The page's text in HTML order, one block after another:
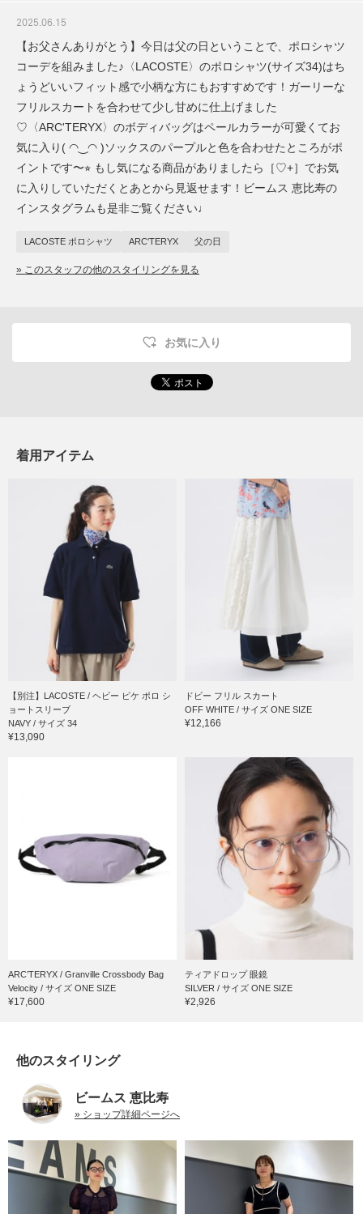
2025.06.15
【お父さんありがとう】今日は父の日ということで、ポロシャツ
コーデを組みました♪〈LACOSTE〉のポロシャツ(サイズ34)はち
ょうどいいフィット感で小柄な方にもおすすめです！ガーリーな
フリルスカートを合わせて少し甘めに仕上げました
♡〈ARC'TERYX〉のボディバッグはペールカラーが可愛くてお
気に入り( ◠‿◠ )ソックスのパープルと色を合わせたところがポ
イントです〜⭐︎ もし気になる商品がありましたら［♡+］でお気
に入りしていただくとあとから見返せます！ビームス 恵比寿の
インスタグラムも是非ご覧ください♩
LACOSTE ポロシャツ ARC'TERYX 父の日
» このスタッフの他のスタイリングを見る
お気に入り
着用アイテム
【別注】LACOSTE / ヘビー ピケ ポロ シ
ョートスリーブ
NAVY / サイズ 34
¥13,090
ドビー フリル スカート
OFF WHITE / サイズ ONE SIZE
¥12,166
ARC’TERYX / Granville Crossbody Bag
Velocity / サイズ ONE SIZE
¥17,600
ティアドロップ 眼鏡
SILVER / サイズ ONE SIZE
¥2,926
他のスタイリング
ビームス 恵比寿
» ショップ詳細ページへ